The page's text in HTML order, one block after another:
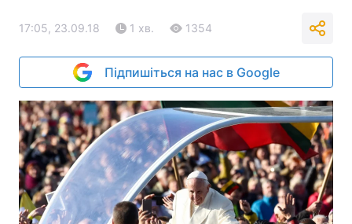
17:05, 23.09.18 1 хв. 1354
Підпишіться на нас в Google